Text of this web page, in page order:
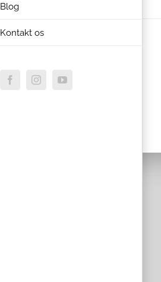
Blog
Kontakt os
FacebookInstagramYouTube